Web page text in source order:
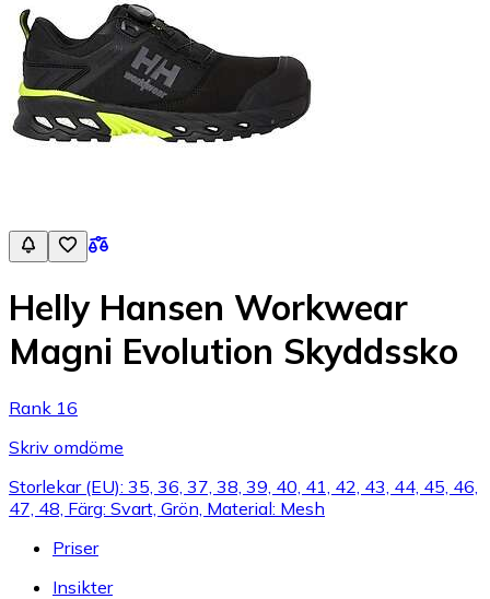
Helly Hansen Workwear
Magni Evolution Skyddssko
Rank 16
Skriv omdöme
Storlekar (EU): 35, 36, 37, 38, 39, 40, 41, 42, 43, 44, 45, 46,
47, 48, Färg: Svart, Grön, Material: Mesh
Priser
Insikter